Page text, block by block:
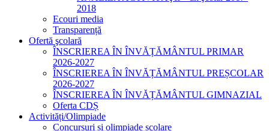
2018
Ecouri media
Transparență
Ofertă şcolară
ÎNSCRIEREA ÎN ÎNVĂȚĂMÂNTUL PRIMAR
2026-2027
ÎNSCRIEREA ÎN ÎNVĂȚĂMÂNTUL PREȘCOLAR
2026-2027
ÎNSCRIEREA ÎN ÎNVĂȚĂMÂNTUL GIMNAZIAL
Oferta CDȘ
Activități/Olimpiade
Concursuri și olimpiade școlare